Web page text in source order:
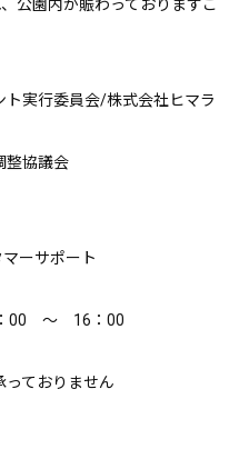
公園内が賑わっておりますこ
実行委員会/株式会社ヒマラ
整協議会
ーサポート
00 ～ 16：00
ておりません